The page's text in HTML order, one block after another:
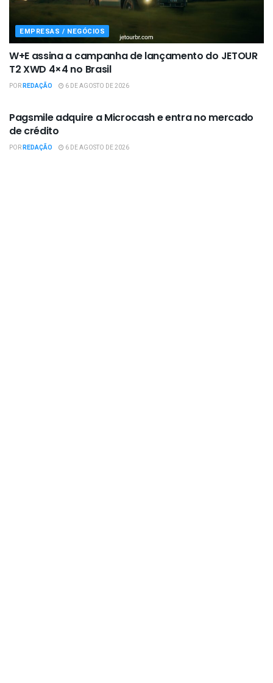
EMPRESAS / NEGÓCIOS
W+E assina a campanha de lançamento do JETOUR
T2 XWD 4×4 no Brasil
PORREDAÇÃO 6 DE AGOSTO DE 2026
Pagsmile adquire a Microcash e entra no mercado
de crédito
PORREDAÇÃO 6 DE AGOSTO DE 2026